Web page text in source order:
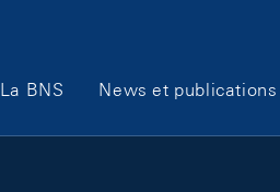
Main Navigation
La BNS News et publications